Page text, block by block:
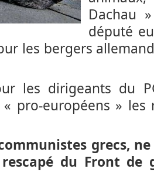
Dachau
député
les bergers
les dirigeants du
pro-européens » les
grecs,
du Front